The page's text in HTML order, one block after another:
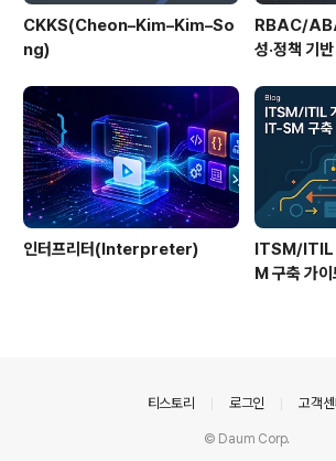
CKKS(Cheon–Kim–Kim–So
ng)
RBAC/
성·정책 기
인터프리터(Interpreter)
ITSM/ITIL
M 구축 가
티스토리 로그인 고객센
© Daum Corp.